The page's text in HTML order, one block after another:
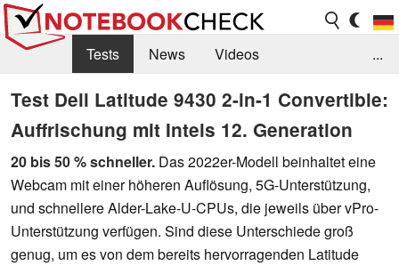
Tests News
Videos
Benchmarks & Tech
Externe Tests
Kaufberatung
Deals Suche
Jobs
Forum
...
Test Dell Latitude 9430 2-in-1 Convertible:
Auffrischung mit Intels 12. Generation
20 bis 50 % schneller. Das 2022er-Modell beinhaltet eine
Webcam mit einer höheren Auflösung, 5G-Unterstützung,
und schnellere Alder-Lake-U-CPUs, die jeweils über vPro-
Unterstützung verfügen. Sind diese Unterschiede groß
genug, um es von dem bereits hervorragenden Latitude